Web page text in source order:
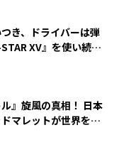
つき、ドライバーは弾
XV』を使い続け
』旋風の真相！ 日本
マレットが世界を席